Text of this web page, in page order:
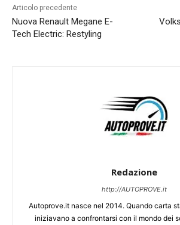
Articolo precedente
Nuova Renault Megane E-
Tech Electric: Restyling
Redazione
http://AUTOPROVE.it
Autoprove.it nasce nel 2014. Quando carta
iniziavano a confrontarsi con il mondo dei